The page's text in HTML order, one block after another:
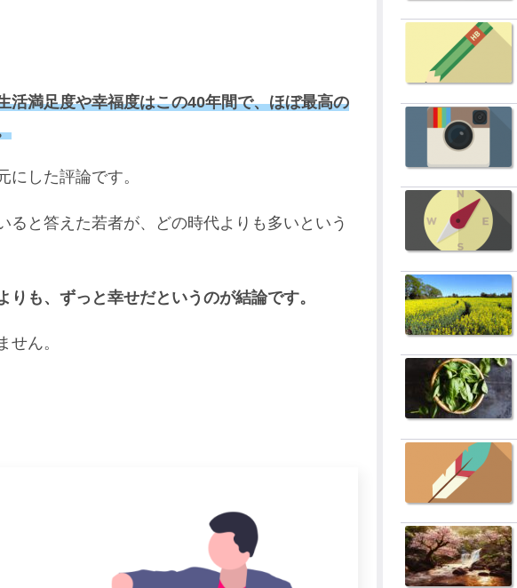
活満足度や幸福度はこの40年間で、ほぼ最高の
した評論です。
と答えた若者が、どの時代よりも多いという
も、ずっと幸せだというのが結論です。
ん。